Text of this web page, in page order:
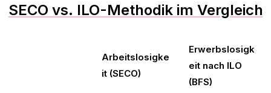
SECO vs. ILO-Methodik im Vergleich
Arbeitslosigke
it (SECO)
Erwerbslosigk
eit nach ILO
(BFS)